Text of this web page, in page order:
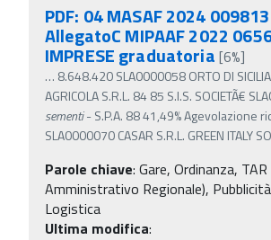
PDF: 04 MASAF 2024
AllegatoC MIPAAF 2022
IMPRESE graduatoria [6%]
… 8.648.420 SLA0000058 ORTO DI SICILIA
AGRICOLA S.R.L. 84 85 S.I.S. SOCIETÃ€
sementi- S.P.A. 88 41,49% Agevolazione
SLA0000070 CASAR S.R.L. GREEN ITALY
Parole chiave: Gare, Ordinanza,
Amministrativo Regionale),
Logistica
Ultima modifica: